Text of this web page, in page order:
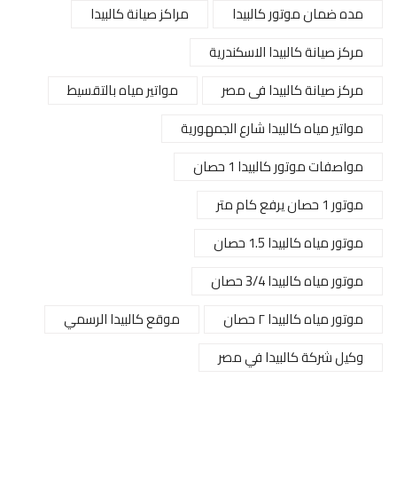
مده ضمان موتور كالبيدا
مراكز صيانة كالبيدا
مركز صيانة كالبيدا الاسكندرية
مركز صيانة كالبيدا فى مصر
مواتير مياه بالتقسيط
مواتير مياه كالبيدا شارع الجمهورية
مواصفات موتور كالبيدا 1 حصان
موتور 1 حصان يرفع كام متر
موتور مياه كالبيدا 1.5 حصان
موتور مياه كالبيدا 3/4 حصان
موتور مياه كالبيدا ٢ حصان
موقع كالبيدا الرسمي
وكيل شركة كالبيدا في مصر